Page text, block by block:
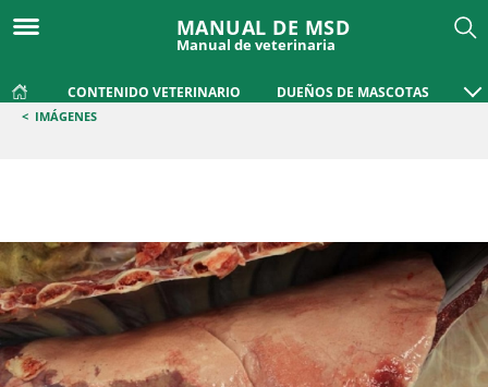
MANUAL DE MSD
Manual de veterinaria
CONTENIDO VETERINARIO DUEÑOS DE MASCOTAS
< IMÁGENES